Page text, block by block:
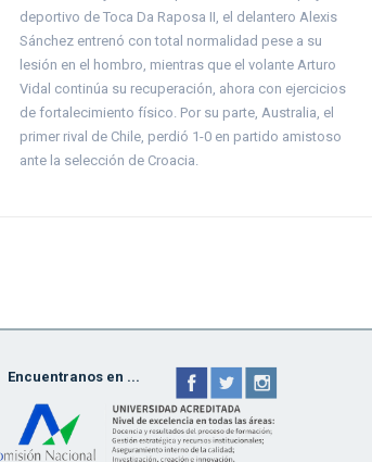
deportivo de Toca Da Raposa II, el delantero Alexis
Sánchez entrenó con total normalidad pese a su
lesión en el hombro, mientras que el volante Arturo
Vidal continúa su recuperación, ahora con ejercicios
de fortalecimiento físico. Por su parte, Australia, el
primer rival de Chile, perdió 1-0 en partido amistoso
ante la selección de Croacia.
Encuentranos en ...